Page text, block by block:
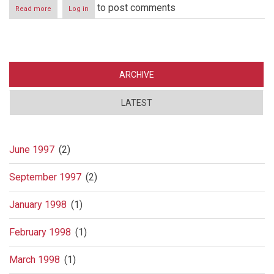
Read more about
Statsminister
over
fyllekjørende
riktig
av
ham?
Log in to post comments
ARCHIVE
LATEST
June 1997 (2)
September 1997 (2)
January 1998 (1)
February 1998 (1)
March 1998 (1)